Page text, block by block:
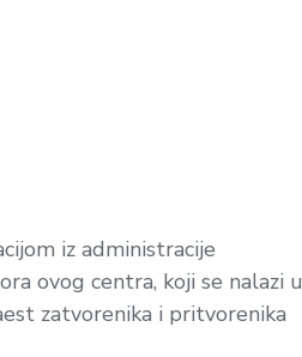
iz administracije
ovog centra, koji se nalazi u
zatvorenika i pritvorenika